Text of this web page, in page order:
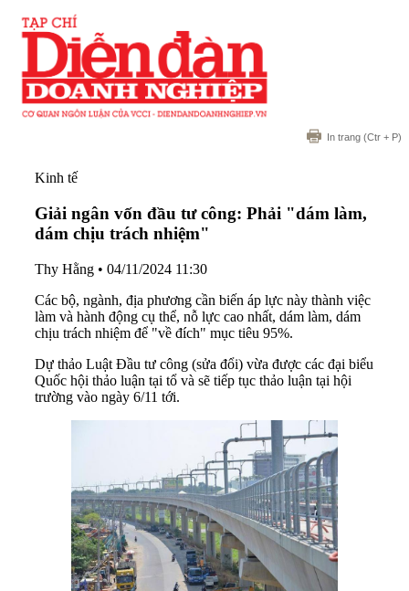
In trang (Ctr + P)
Kinh tế
Giải ngân vốn đầu tư công: Phải "dám làm,
dám chịu trách nhiệm"
Thy Hằng • 04/11/2024 11:30
Các bộ, ngành, địa phương cần biến áp lực này thành việc
làm và hành động cụ thể, nỗ lực cao nhất, dám làm, dám
chịu trách nhiệm để "về đích" mục tiêu 95%.
Dự thảo Luật Đầu tư công (sửa đổi) vừa được các đại biểu
Quốc hội thảo luận tại tổ và sẽ tiếp tục thảo luận tại hội
trường vào ngày 6/11 tới.